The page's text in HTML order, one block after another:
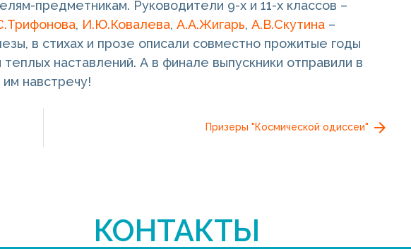
предметникам. Руководители 9-х и 11-х классов –
, И.Ю.Ковалева, А.А.Жигарь, А.В.Скутина –
в стихах и прозе описали совместно прожитые годы
наставлений. А в финале выпускники отправили в
навстречу!
Призеры "Космической одиссеи"
КОНТАКТЫ